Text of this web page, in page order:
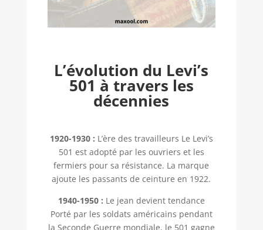
L’évolution du Levi’s
501 à travers les
décennies
1920-1930 : L’ère des travailleurs Le Levi’s
501 est adopté par les ouvriers et les
fermiers pour sa résistance. La marque
ajoute les passants de ceinture en 1922.
1940-1950 : Le jean devient tendance
Porté par les soldats américains pendant
la Seconde Guerre mondiale, le 501 gagne